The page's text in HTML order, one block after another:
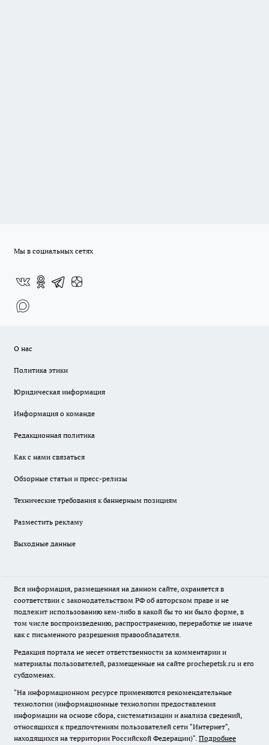
Мы в социальных сетях
О нас
Политика этики
Юридическая информация
Информация о команде
Редакционная политика
Как с нами связаться
Обзорные статьи и пресс-релизы
Технические требования к баннерным позициям
Разместить рекламу
Выходные данные
Вся информация, размещенная на данном сайте, охраняется в
соответствии с законодательством РФ об авторском праве и не
подлежит использованию кем-либо в какой бы то ни было форме, в
том числе воспроизведению, распространению, переработке не иначе
как с письменного разрешения правообладателя.
Редакция портала не несет ответственности за комментарии и
материалы пользователей, размещенные на сайте prochepetsk.ru и его
субдоменах.
"На информационном ресурсе применяются рекомендательные
технологии (информационные технологии предоставления
информации на основе сбора, систематизации и анализа сведений,
относящихся к предпочтениям пользователей сети "Интернет",
находящихся на территории Российской Федерации)". Подробнее